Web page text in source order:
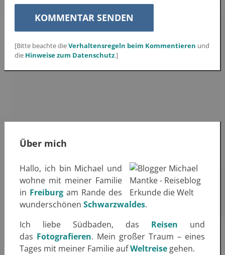
[Bitte beachte dieVerhaltensregeln beim Kommentieren und
die Hinweise zum Datenschutz.]
Über mich
Hallo, ich bin Michael und
wohne mit meiner Familie
in Freiburg am Rande des
wunderschönen Schwarzwaldes.
Ich liebe Südbaden, das Reisen und
das Fotografieren. Mein großer Traum – eines
Tages mit meiner Familie aufWeltreise gehen.